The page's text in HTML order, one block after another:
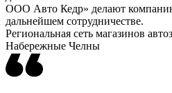
ООО Авто Кедр» делают
дальнейшем сотрудничестве.
Региональная сеть магазинов
Набережные Челны